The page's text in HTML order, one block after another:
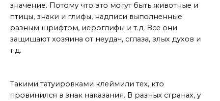
значение. Потому что это могут быть животные и
птицы, знаки и глифы, надписи выполненные
разным шрифтом, иероглифы и т.д. Все они
защищают хозяина от неудач, сглаза, злых духов и
т.д.
Такими татуировками клеймили тех, кто
провинился в знак наказания. В разных странах, у